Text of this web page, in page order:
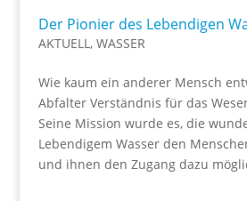
Der Pionier des Lebendigen
AKTUELL, WASSER
Wie kaum ein anderer Mensch
Abfalter Verständnis für das
Seine Mission wurde es, die
Lebendigem Wasser den
und ihnen den Zugang dazu